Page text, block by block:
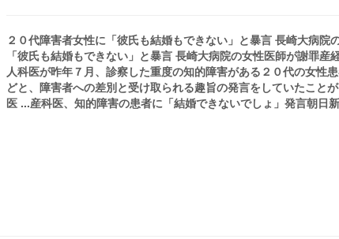
２０代障害者女性に「彼氏も結婚もできない」と暴言 長崎大病
「彼氏も結婚もできない」と暴言 長崎大病院の女性医師が謝罪
人科医が昨年７月、診察した重度の知的障害がある２０代の女性
どと、障害者への差別と受け取られる趣旨の発言をしていたこと
医 ...産科医、知的障害の患者に「結婚できないでしょ」発言朝